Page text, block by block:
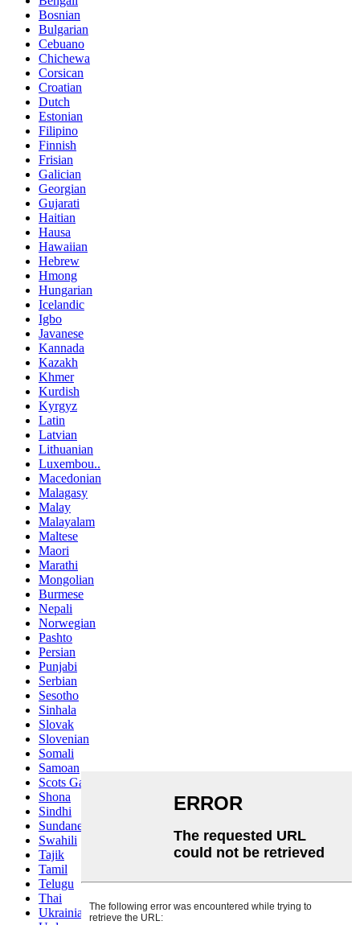
Bosnian
Bulgarian
Cebuano
Chichewa
Corsican
Croatian
Dutch
Estonian
Filipino
Finnish
Frisian
Galician
Georgian
Gujarati
Haitian
Hausa
Hawaiian
Hebrew
Hmong
Hungarian
Icelandic
Igbo
Javanese
Kannada
Kazakh
Khmer
Kurdish
Kyrgyz
Latin
Latvian
Lithuanian
Luxembou..
Macedonian
Malagasy
Malay
Malayalam
Maltese
Maori
Marathi
Mongolian
Burmese
Nepali
Norwegian
Pashto
Persian
Punjabi
Serbian
Sesotho
Sinhala
Slovak
Slovenian
Somali
Samoan
Scots Gaelic
Shona
Sindhi
Sundanese
Swahili
Tajik
Tamil
Telugu
Thai
Ukrainian